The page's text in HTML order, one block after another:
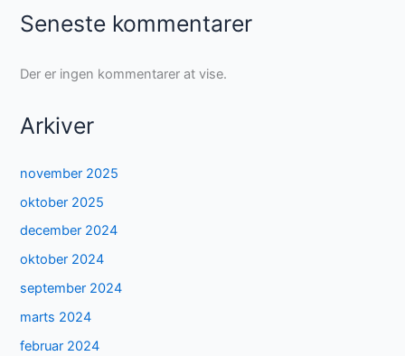
Seneste kommentarer
Der er ingen kommentarer at vise.
Arkiver
november 2025
oktober 2025
december 2024
oktober 2024
september 2024
marts 2024
februar 2024